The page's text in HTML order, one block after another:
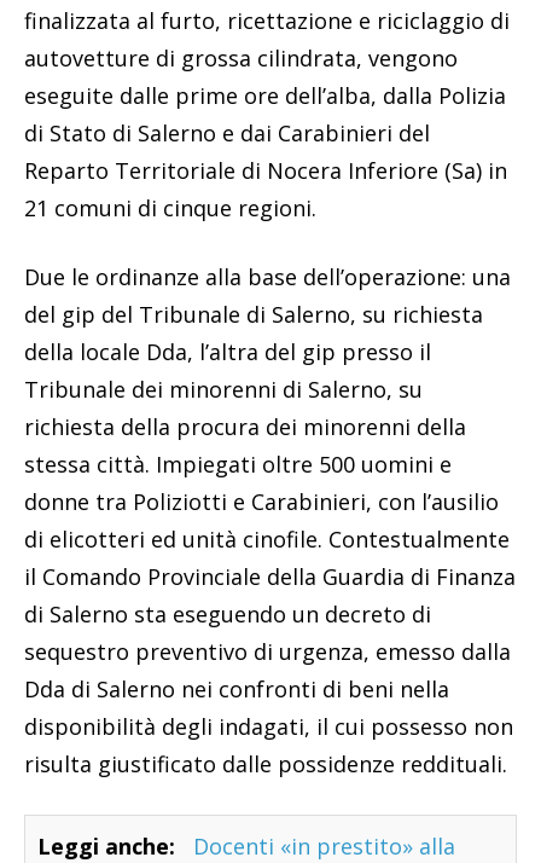
finalizzata al furto, ricettazione e riciclaggio di
autovetture di grossa cilindrata, vengono
eseguite dalle prime ore dell’alba, dalla Polizia
di Stato di Salerno e dai Carabinieri del
Reparto Territoriale di Nocera Inferiore (Sa) in
21 comuni di cinque regioni.
Due le ordinanze alla base dell’operazione: una
del gip del Tribunale di Salerno, su richiesta
della locale Dda, l’altra del gip presso il
Tribunale dei minorenni di Salerno, su
richiesta della procura dei minorenni della
stessa città. Impiegati oltre 500 uomini e
donne tra Poliziotti e Carabinieri, con l’ausilio
di elicotteri ed unità cinofile. Contestualmente
il Comando Provinciale della Guardia di Finanza
di Salerno sta eseguendo un decreto di
sequestro preventivo di urgenza, emesso dalla
Dda di Salerno nei confronti di beni nella
disponibilità degli indagati, il cui possesso non
risulta giustificato dalle possidenze reddituali.
Leggi anche:
Docenti «in prestito» alla